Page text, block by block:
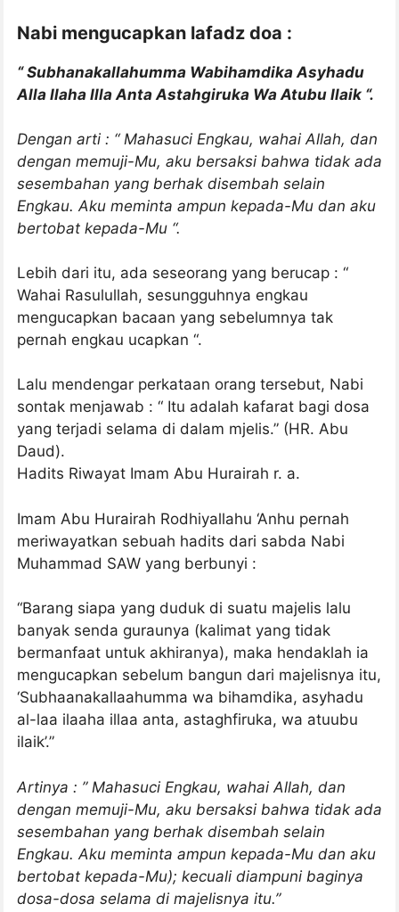
Nabi mengucapkan lafadz doa :
“ Subhanakallahumma Wabihamdika Asyhadu
Alla Ilaha Illa Anta Astahgiruka Wa Atubu Ilaik “.
Dengan arti : “ Mahasuci Engkau, wahai Allah, dan
dengan memuji-Mu, aku bersaksi bahwa tidak ada
sesembahan yang berhak disembah selain
Engkau. Aku meminta ampun kepada-Mu dan aku
bertobat kepada-Mu “.
Lebih dari itu, ada seseorang yang berucap : “
Wahai Rasulullah, sesungguhnya engkau
mengucapkan bacaan yang sebelumnya tak
pernah engkau ucapkan “.
Lalu mendengar perkataan orang tersebut, Nabi
sontak menjawab : “ Itu adalah kafarat bagi dosa
yang terjadi selama di dalam mjelis.” (HR. Abu
Daud).
Hadits Riwayat Imam Abu Hurairah r. a.
Imam Abu Hurairah Rodhiyallahu ‘Anhu pernah
meriwayatkan sebuah hadits dari sabda Nabi
Muhammad SAW yang berbunyi :
“Barang siapa yang duduk di suatu majelis lalu
banyak senda guraunya (kalimat yang tidak
bermanfaat untuk akhiranya), maka hendaklah ia
mengucapkan sebelum bangun dari majelisnya itu,
‘Subhaanakallaahumma wa bihamdika, asyhadu
al-laa ilaaha illaa anta, astaghfiruka, wa atuubu
ilaik’.”
Artinya : ” Mahasuci Engkau, wahai Allah, dan
dengan memuji-Mu, aku bersaksi bahwa tidak ada
sesembahan yang berhak disembah selain
Engkau. Aku meminta ampun kepada-Mu dan aku
bertobat kepada-Mu); kecuali diampuni baginya
dosa-dosa selama di majelisnya itu.”